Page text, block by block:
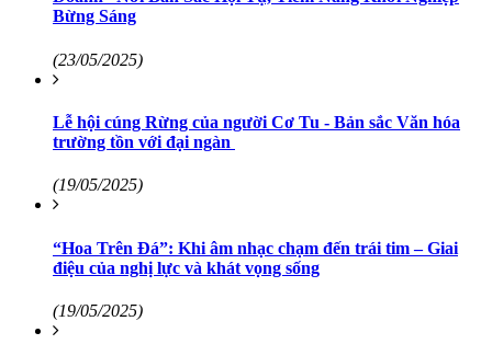
Bừng Sáng
(23/05/2025)
Lễ hội cúng Rừng của người Cơ Tu - Bản sắc Văn hóa
trường tồn với đại ngàn
(19/05/2025)
“Hoa Trên Đá”: Khi âm nhạc chạm đến trái tim – Giai
điệu của nghị lực và khát vọng sống
(19/05/2025)